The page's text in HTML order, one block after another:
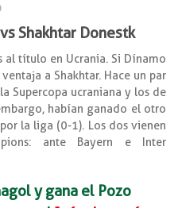
Shakhtar Donestk
al título en Ucrania. Si Dínamo
a Shakhtar. Hace un par
Supercopa ucraniana y los de
habían ganado el otro
la liga (0-1). Los dos vienen
ante Bayern e Inter
y gana el Pozo